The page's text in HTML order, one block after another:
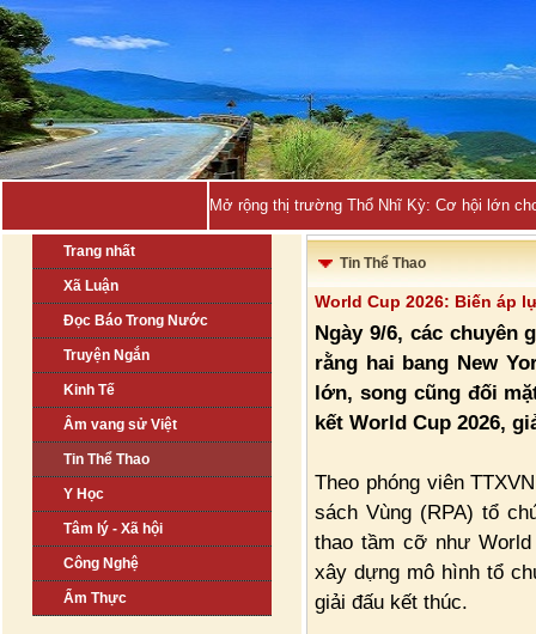
Mở rộng thị trường Thổ Nhĩ Kỳ: Cơ hội lớn
Trang nhất
Xã Luận
Đọc Báo Trong Nước
Truyện Ngắn
Kinh Tế
Âm vang sử Việt
Tin Thể Thao
Y Học
Tâm lý - Xã hội
Công Nghệ
Ẩm Thực
Tin Thể Thao
World Cup 2026: Biến áp
Ngày 9/6, các chuyên
rằng hai bang New
lớn, song cũng đối
kết World Cup 2026,
Theo phóng viên
sách Vùng (RPA) tổ
thao tầm cỡ như
xây dựng mô hình tổ
giải đấu kết thúc.